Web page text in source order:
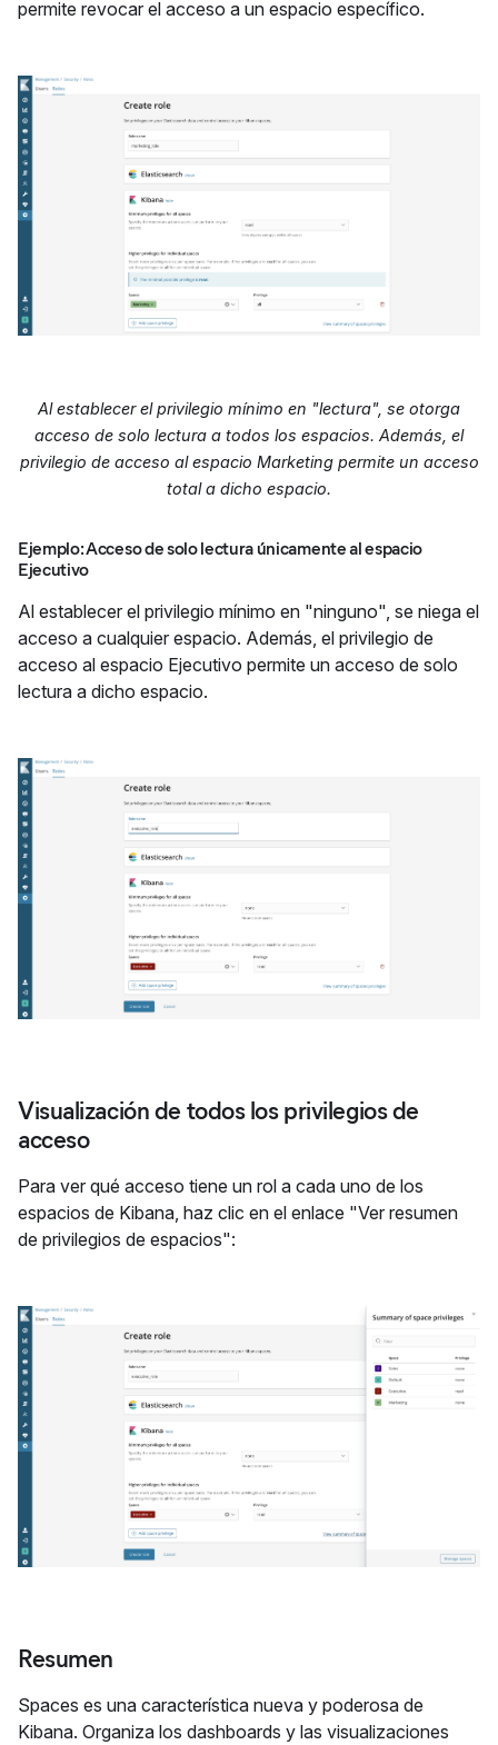
permite revocar el acceso a un espacio específico.
Al establecer el privilegio mínimo en "lectura", se otorga
acceso de solo lectura a todos los espacios. Además, el
privilegio de acceso al espacio Marketing permite un acceso
total a dicho espacio.
Ejemplo: Acceso de solo lectura únicamente al espacio
Ejecutivo
Al establecer el privilegio mínimo en "ninguno", se niega el
acceso a cualquier espacio. Además, el privilegio de
acceso al espacio Ejecutivo permite un acceso de solo
lectura a dicho espacio.
Visualización de todos los privilegios de
acceso
Para ver qué acceso tiene un rol a cada uno de los
espacios de Kibana, haz clic en el enlace "Ver resumen
de privilegios de espacios":
Resumen
Spaces es una característica nueva y poderosa de
Kibana. Organiza los dashboards y las visualizaciones